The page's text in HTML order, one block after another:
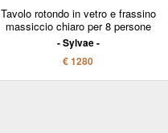
Tavolo rotondo in vetro e frassino
massiccio chiaro per 8 persone
Sylvae
€ 1280